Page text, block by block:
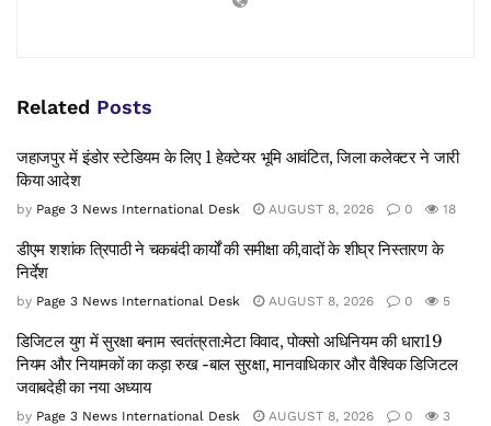
Related Posts
जहाजपुर में इंडोर स्टेडियम के लिए 1 हेक्टेयर भूमि आवंटित, जिला कलेक्टर ने जारी
किया आदेश
by Page 3 News International Desk AUGUST 8, 2026 0 18
डीएम शशांक त्रिपाठी ने चकबंदी कार्यों की समीक्षा की,वादों के शीघ्र निस्तारण के
निर्देश
by Page 3 News International Desk AUGUST 8, 2026 0 5
डिजिटल युग में सुरक्षा बनाम स्वतंत्रता:मेटा विवाद, पोक्सो अधिनियम की धारा19
नियम और नियामकों का कड़ा रुख -बाल सुरक्षा, मानवाधिकार और वैश्विक डिजिटल
जवाबदेही का नया अध्याय
by Page 3 News International Desk AUGUST 8, 2026 0 3